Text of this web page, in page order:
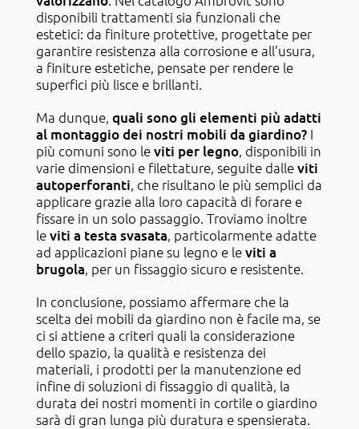
disponibili trattamenti sia funzionali che
estetici: da finiture protettive, progettate per
garantire resistenza alla corrosione e all’usura,
a finiture estetiche, pensate per rendere le
superfici più lisce e brillanti.
Ma dunque, quali sono gli elementi più adatti
al montaggio dei nostri mobili da giardino?I
più comuni sono leviti per legno, disponibili in
varie dimensioni e filettature, seguite dalleviti
autoperforanti, che risultano le più semplici da
applicare grazie alla loro capacità di forare e
fissare in un solo passaggio. Troviamo inoltre
leviti a testa svasata, particolarmente adatte
ad applicazioni piane su legno e leviti a
brugola, per un fissaggio sicuro e resistente.
In conclusione, possiamo affermare che la
scelta dei mobili da giardino non è facile ma, se
ci si attiene a criteri quali la considerazione
dello spazio, la qualità e resistenza dei
materiali, i prodotti per la manutenzione ed
infine di soluzioni di fissaggio di qualità, la
durata dei nostri momenti in cortile o giardino
sarà di gran lunga più duratura e spensierata.